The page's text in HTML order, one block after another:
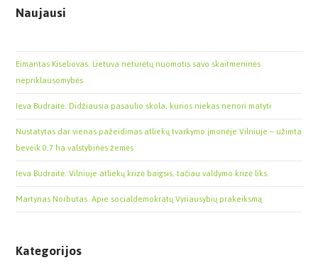
Naujausi
Eimantas Kiseliovas. Lietuva neturėtų nuomotis savo skaitmeninės
nepriklausomybės
Ieva Budraitė. Didžiausia pasaulio skola, kurios niekas nenori matyti
Nustatytas dar vienas pažeidimas atliekų tvarkymo įmonėje Vilniuje – užimta
beveik 0,7 ha valstybinės žemės
Ieva Budraitė. Vilniuje atliekų krizė baigsis, tačiau valdymo krizė liks.
Martynas Norbutas. Apie socialdemokratų Vyriausybių prakeiksmą
Kategorijos